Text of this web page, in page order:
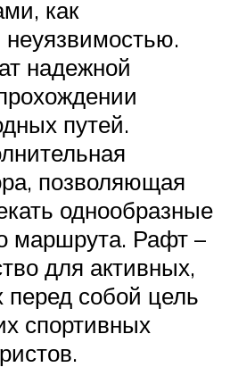
как
надежной
путей.
позволяющая
однообразные
маршрута. Рафт –
для активных,
собой цель
спортивных